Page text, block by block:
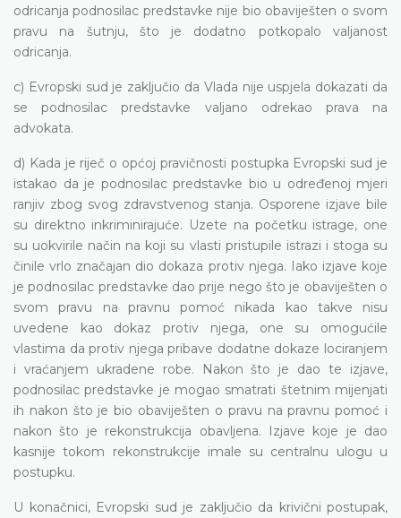
odricanja podnosilac predstavke nije bio obaviješten o svom
pravu na šutnju, što je dodatno potkopalo valjanost
odricanja.
c) Evropski sud je zaključio da Vlada nije uspjela dokazati da
se podnosilac predstavke valjano odrekao prava na
advokata.
d) Kada je riječ o općoj pravičnosti postupka Evropski sud je
istakao da je podnosilac predstavke bio u određenoj mjeri
ranjiv zbog svog zdravstvenog stanja. Osporene izjave bile
su direktno inkriminirajuće. Uzete na početku istrage, one
su uokvirile način na koji su vlasti pristupile istrazi i stoga su
činile vrlo značajan dio dokaza protiv njega. Iako izjave koje
je podnosilac predstavke dao prije nego što je obaviješten o
svom pravu na pravnu pomoć nikada kao takve nisu
uvedene kao dokaz protiv njega, one su omogućile
vlastima da protiv njega pribave dodatne dokaze lociranjem
i vraćanjem ukradene robe. Nakon što je dao te izjave,
podnosilac predstavke je mogao smatrati štetnim mijenjati
ih nakon što je bio obaviješten o pravu na pravnu pomoć i
nakon što je rekonstrukcija obavljena. Izjave koje je dao
kasnije tokom rekonstrukcije imale su centralnu ulogu u
postupku.
U konačnici, Evropski sud je zaključio da krivični postupak,